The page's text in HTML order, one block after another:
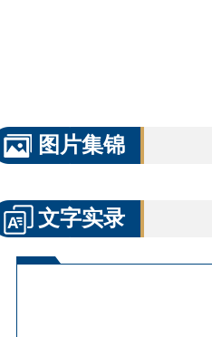
图片集锦
文字实录